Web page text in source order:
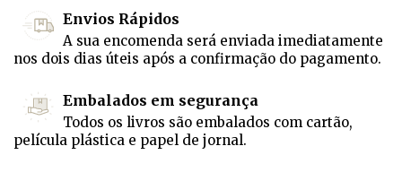
Envios Rápidos
A sua encomenda será enviada imediatamente
nos dois dias úteis após a confirmação do pagamento.
Embalados em segurança
Todos os livros são embalados com cartão,
película plástica e papel de jornal.